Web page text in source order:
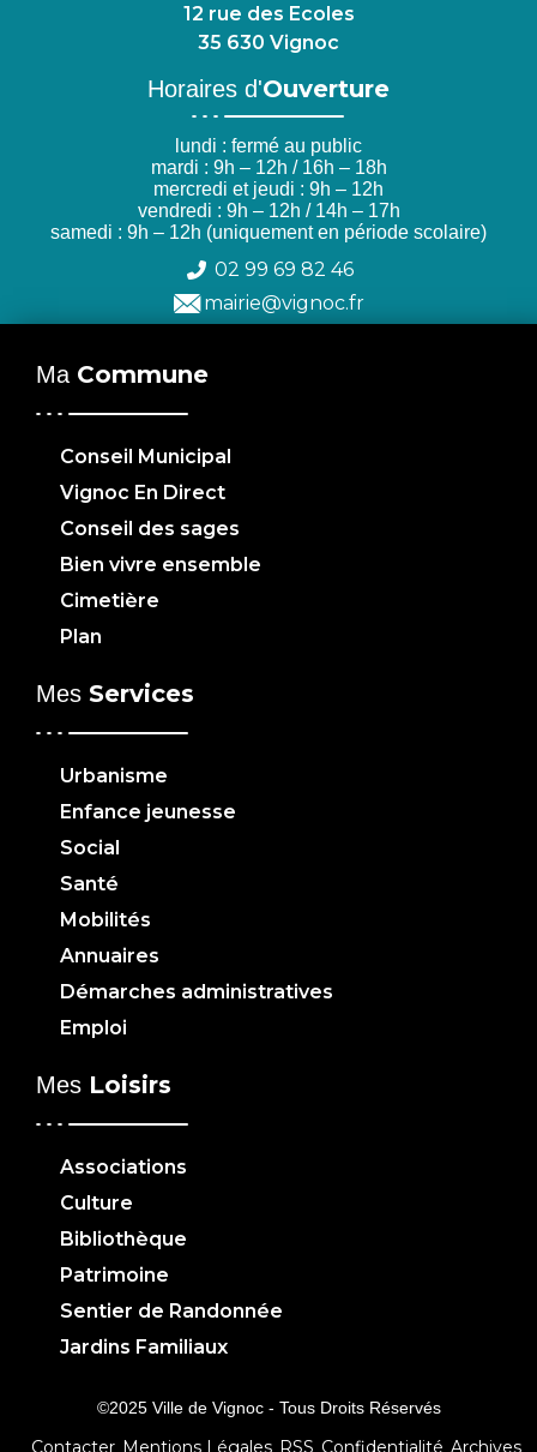
12 rue des Ecoles
35 630 Vignoc
Horaires d'Ouverture
lundi : fermé au public
mardi : 9h – 12h / 16h – 18h
mercredi et jeudi : 9h – 12h
vendredi : 9h – 12h / 14h – 17h
samedi : 9h – 12h (uniquement en période scolaire)
02 99 69 82 46
mairie@vignoc.fr
Ma Commune
Conseil Municipal
Vignoc En Direct
Conseil des sages
Bien vivre ensemble
Cimetière
Plan
Mes Services
Urbanisme
Enfance jeunesse
Social
Santé
Mobilités
Annuaires
Démarches administratives
Emploi
Mes Loisirs
Associations
Culture
Bibliothèque
Patrimoine
Sentier de Randonnée
Jardins Familiaux
©2025 Ville de Vignoc - Tous Droits Réservés
Contacter Mentions Légales RSS Confidentialité Archives